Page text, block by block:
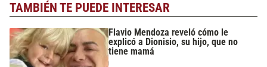
TAMBIÉN TE PUEDE INTERESAR
Flavio Mendoza reveló cómo le
explicó a Dionisio, su hijo, que no
tiene mamá